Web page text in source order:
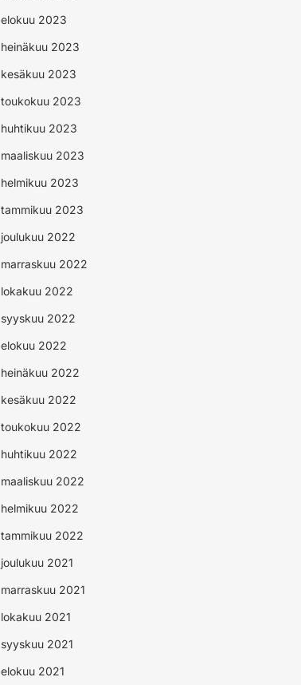
elokuu 2023
heinäkuu 2023
kesäkuu 2023
toukokuu 2023
huhtikuu 2023
maaliskuu 2023
helmikuu 2023
tammikuu 2023
joulukuu 2022
marraskuu 2022
lokakuu 2022
syyskuu 2022
elokuu 2022
heinäkuu 2022
kesäkuu 2022
toukokuu 2022
huhtikuu 2022
maaliskuu 2022
helmikuu 2022
tammikuu 2022
joulukuu 2021
marraskuu 2021
lokakuu 2021
syyskuu 2021
elokuu 2021